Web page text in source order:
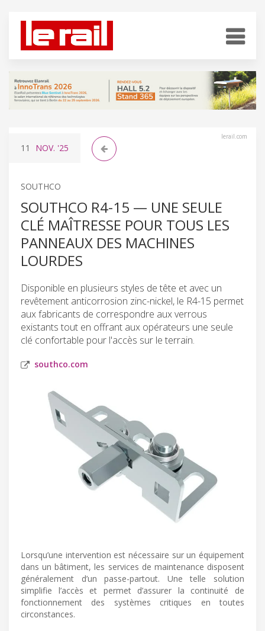
lerail.com
11 NOV. '25
SOUTHCO
SOUTHCO R4-15 — UNE SEULE
CLÉ MAÎTRESSE POUR TOUS LES
PANNEAUX DES MACHINES
LOURDES
Disponible en plusieurs styles de tête et avec un
revêtement anticorrosion zinc-nickel, le R4-15 permet
aux fabricants de correspondre aux verrous
existants tout en offrant aux opérateurs une seule
clé confortable pour l'accès sur le terrain.
southco.com
Lorsqu’une intervention est nécessaire sur un équipement
dans un bâtiment, les services de maintenance disposent
généralement d’un passe-partout. Une telle solution
simplifie l’accès et permet d’assurer la continuité de
fonctionnement des systèmes critiques en toutes
circonstances.